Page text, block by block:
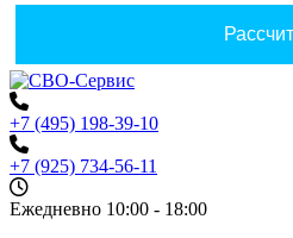
+7 (495) 198-39-10
+7 (925) 734-56-11
Ежедневно 10:00 - 18:00